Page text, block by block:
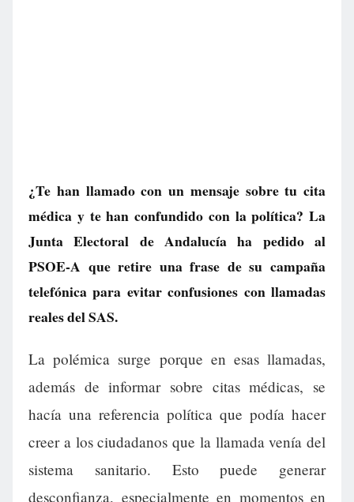
¿Te han llamado con un mensaje sobre tu cita
médica y te han confundido con la política? La
Junta Electoral de Andalucía ha pedido al
PSOE-A que retire una frase de su campaña
telefónica para evitar confusiones con llamadas
reales del SAS.
La polémica surge porque en esas llamadas,
además de informar sobre citas médicas, se
hacía una referencia política que podía hacer
creer a los ciudadanos que la llamada venía del
sistema sanitario. Esto puede generar
desconfianza, especialmente en momentos en